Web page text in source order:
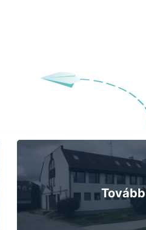
Tovább